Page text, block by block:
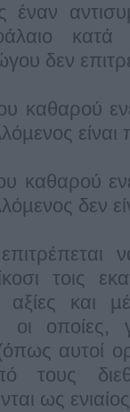
δεν
καθαρού
είναι
καθαρού
δεν
τοις
αξίες και
οι
αυτοί
ως